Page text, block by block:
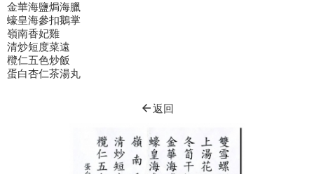
金華海鹽焗海臘
蠔皇海參扣鵝掌
嶺南香妃雞
清炒短度菜遠
欖仁五色炒飯
蛋白杏仁茶湯丸
arrow_back返回